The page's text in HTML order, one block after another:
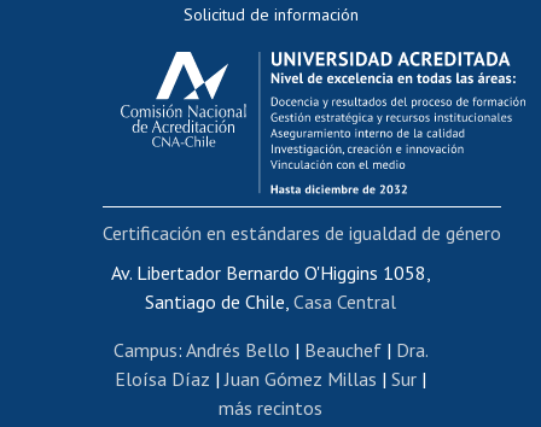
Evaluación docente
Calificación académica
Postulación al AUCAI
Funcionarias/os
Cursos internos de capacitación
Bienestar del personal
Portal de movilidad interna
Certificado de renta
Certificado de renta honorarios
Editar páginas blancas
Extranjeras/os
Solicitud de información
Av. Libertador Bernardo O'Higgins 1058,
Santiago de Chile, Casa Central
Campus: Andrés Bello | Beauchef| Dra.
Eloísa Díaz | Juan Gómez Millas | Sur |
más recintos
Certificación en estándares de igualdad de género